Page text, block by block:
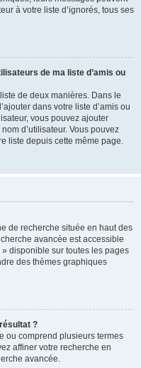
à votre liste d’ignorés, tous ses
de ma liste d’amis ou
de deux manières. Dans le
dans votre liste d’amis ou
vous pouvez ajouter
d’utilisateur. Vous pouvez
liste depuis cette même page.
de recherche située en haut des
avancée est accessible
disponible sur toutes les pages
des thèmes graphiques
?
ou comprend plusieurs termes
affiner votre recherche en
avancée.